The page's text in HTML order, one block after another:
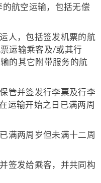
航空运输，包括无偿
人，包括签发机票的航
运输乘客及/或其行
的其它附带服务的航
管并签发行李票及行李
运输开始之日已满两周
满两周岁但未满十二周
签发给乘客，并共同构